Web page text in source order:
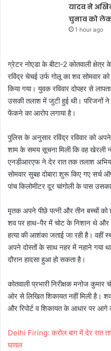
यादव ने
चुनाव को
1 hour ago
ग्रेटर नोएडा के बीटा-2 कोतवाली क्षेत्र के
रविंद्र चेचई उर्फ गोलू का शव सोमवार
किया गया। युवक रविवार दोपहर से
उसकी तलाश में जुटी हुई थी। परिजनों ने
फेंकने का आरोप लगाया है।
पुलिस के अनुसार रविंद्र रविवार को
शाम के समय सूचना मिली कि वह
एनडीआरएफ ने देर रात तक तलाश
सोमवार सुबह दोबारा शुरू किए गए
पांच किलोमीटर दूर चांगोली के पास
मृतक अपने पीछे पत्नी और तीन बच्चों को
शव पर हाथ-पैर में चोट के निशान थे
हत्या की आशंका जताई जा रही है। वहीं
अपने दोस्तों के साथ नहर में नहाने गया
दौरान हादसा हुआ हो सकता है।
कोतवाली प्रभारी निरीक्षक मनोज
ओर से लिखित शिकायत नहीं मिली है।
और रिपोर्ट व शिकायत के आधार पर आगे
Delhi Firing: करोल बाग में देर रात
घायल